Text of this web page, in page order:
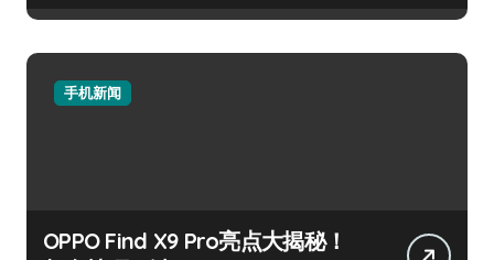
手机新闻
OPPO Find X9 Pro亮点大揭秘！